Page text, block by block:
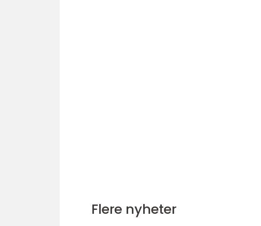
Flere nyheter